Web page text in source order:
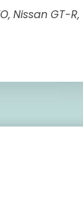
Nissan GT-R,